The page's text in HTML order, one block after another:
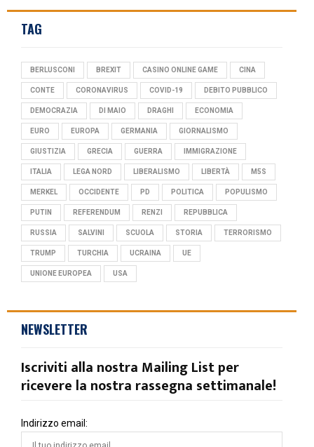
TAG
BERLUSCONI BREXIT CASINO ONLINE GAME CINA
CONTE CORONAVIRUS COVID-19 DEBITO PUBBLICO
DEMOCRAZIA DI MAIO DRAGHI ECONOMIA
EURO EUROPA GERMANIA GIORNALISMO
GIUSTIZIA GRECIA GUERRA IMMIGRAZIONE
ITALIA LEGA NORD LIBERALISMO LIBERTÀ M5S
MERKEL OCCIDENTE PD POLITICA POPULISMO
PUTIN REFERENDUM RENZI REPUBBLICA
RUSSIA SALVINI SCUOLA STORIA TERRORISMO
TRUMP TURCHIA UCRAINA UE
UNIONE EUROPEA USA
NEWSLETTER
Iscriviti alla nostra Mailing List per
ricevere la nostra rassegna settimanale!
Indirizzo email: